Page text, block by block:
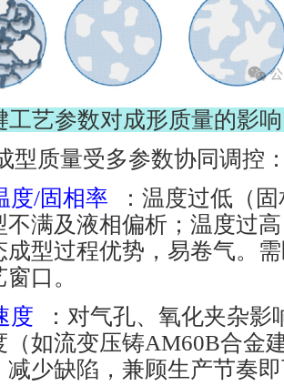
工艺参数对成形质量的影响
型质量受多参数协同调控
度/固相率
：温度过低（
不满及液相偏析；温度过
成型过程优势，易卷气。
口。
度
：对气孔、氧化夹杂
（如流变压铸AM60B合金
减少缺陷，兼顾生产节奏